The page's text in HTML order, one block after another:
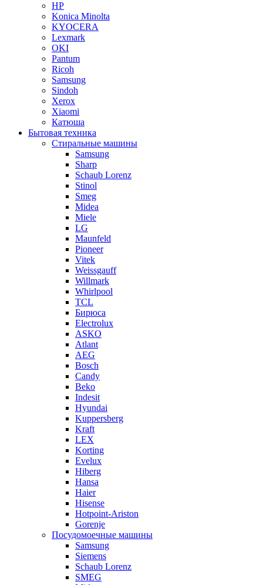
HP
Konica Minolta
KYOCERA
Lexmark
OKI
Pantum
Ricoh
Samsung
Sindoh
Xerox
Xiaomi
Катюша
Бытовая техника
Стиральные машины
Samsung
Sharp
Schaub Lorenz
Stinol
Smeg
Midea
Miele
LG
Maunfeld
Pioneer
Vitek
Weissgauff
Willmark
Whirlpool
TCL
Бирюса
Electrolux
ASKO
Atlant
AEG
Bosch
Candy
Beko
Indesit
Hyundai
Kuppersberg
Kraft
LEX
Korting
Evelux
Hiberg
Hansa
Haier
Hisense
Hotpoint-Ariston
Gorenje
Посудомоечные машины
Samsung
Siemens
Schaub Lorenz
SMEG